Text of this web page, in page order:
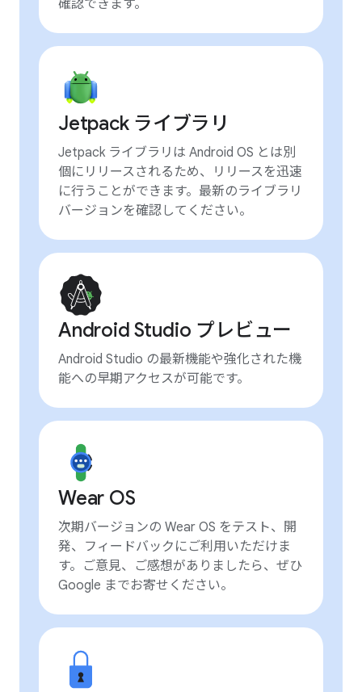
確認できます。
Jetpack ライブラリ
Jetpack ライブラリは Android OS とは別
個にリリースされるため、リリースを迅速
に行うことができます。最新のライブラリ
バージョンを確認してください。
Android Studio プレビュー
Android Studio の最新機能や強化された機
能への早期アクセスが可能です。
Wear OS
次期バージョンの Wear OS をテスト、開
発、フィードバックにご利用いただけま
す。ご意見、ご感想がありましたら、ぜひ
Google までお寄せください。